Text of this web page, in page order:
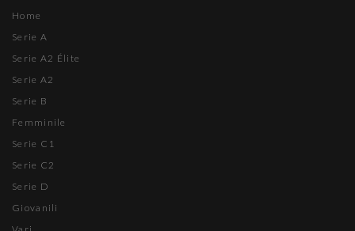
Home
Serie A
Serie A2 Élite
Serie A2
Serie B
Femminile
Serie C1
Serie C2
Serie D
Giovanili